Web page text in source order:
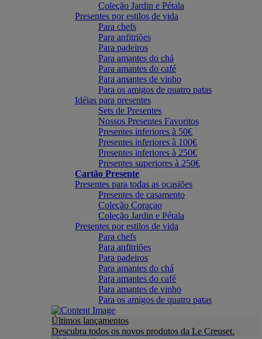
Coleção Jardin e Pétala
Presentes por estilos de vida
Para chefs
Para anfitriões
Para padeiros
Para amantes do chá
Para amantes do café
Para amantes de vinho
Para os amigos de quatro patas
Idéias para presentes
Sets de Presentes
Nossos Presentes Favoritos
Presentes inferiores à 50€
Presentes inferiores à 100€
Presentes inferiores à 250€
Presentes superiores à 250€
Cartão Presente
Presentes para todas as ocasiões
Presentes de casamento
Coleção Coraçao
Coleção Jardin e Pétala
Presentes por estilos de vida
Para chefs
Para anfitriões
Para padeiros
Para amantes do chá
Para amantes do café
Para amantes de vinho
Para os amigos de quatro patas
Últimos lançamentos
Descubra todos os novos produtos da Le Creuset.